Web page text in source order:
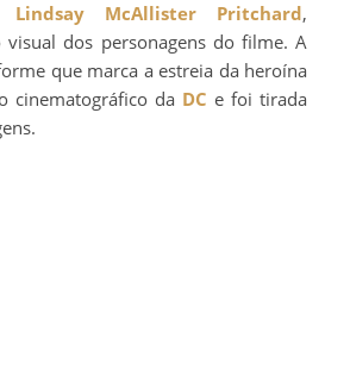
Lindsay McAllister Pritchard,
visual dos personagens do filme. A
que marca a estreia da heroína
cinematográfico da DC e foi tirada